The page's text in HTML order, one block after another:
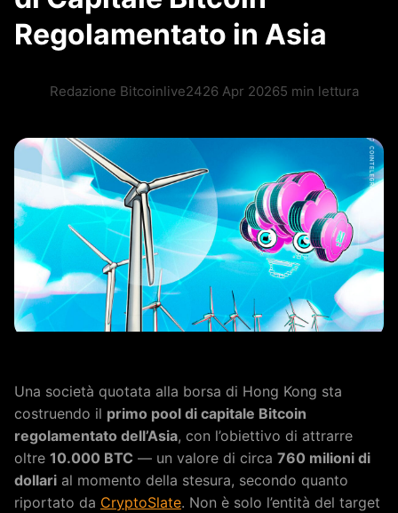
Regolamentato in Asia
Redazione Bitcoinlive2426 Apr 20265 min lettura
Una società quotata alla borsa di Hong Kong sta
costruendo il primo pool di capitale Bitcoin
regolamentato dell’Asia, con l’obiettivo di attrarre
oltre 10.000 BTC — un valore di circa 760 milioni di
dollari al momento della stesura, secondo quanto
riportato da CryptoSlate. Non è solo l’entità del target